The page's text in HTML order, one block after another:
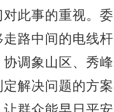
此事的重视。
路中间的电线
调象山区、秀
解决问题的方